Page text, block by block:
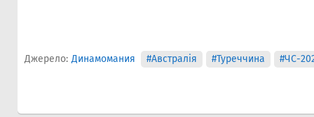
Джерело: Динамомания #Австралія #Туреччина #ЧС-